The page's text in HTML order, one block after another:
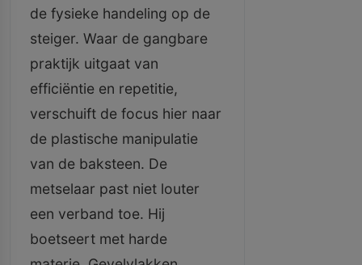
de fysieke handeling op de
steiger. Waar de gangbare
praktijk uitgaat van
efficiëntie en repetitie,
verschuift de focus hier naar
de plastische manipulatie
van de baksteen. De
metselaar past niet louter
een verband toe. Hij
boetseert met harde